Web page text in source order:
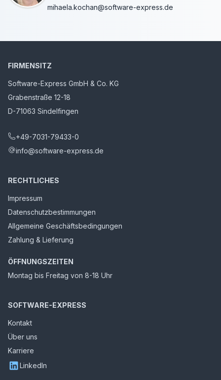
mihaela.kochan@software-express.de
FIRMENSITZ
Software-Express GmbH & Co. KG
Grabenstraße 12-18
D-71063 Sindelfingen
+49-7031-79433-0
info@software-express.de
RECHTLICHES
Impressum
Datenschutzbestimmungen
Allgemeine Geschäftsbedingungen
Zahlung & Lieferung
ÖFFNUNGSZEITEN
Montag bis Freitag von 8-18 Uhr
SOFTWARE-EXPRESS
Kontakt
Über uns
Karriere
LinkedIn